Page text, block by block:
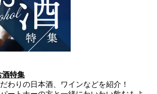
酒特集
わりの日本酒、ワインなどを紹介！